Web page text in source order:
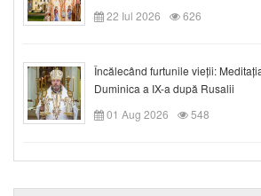
22 Iul 2026
626
Încălecând furtunile vieții:
Duminica a IX-a după Rusalii
01 Aug 2026
548